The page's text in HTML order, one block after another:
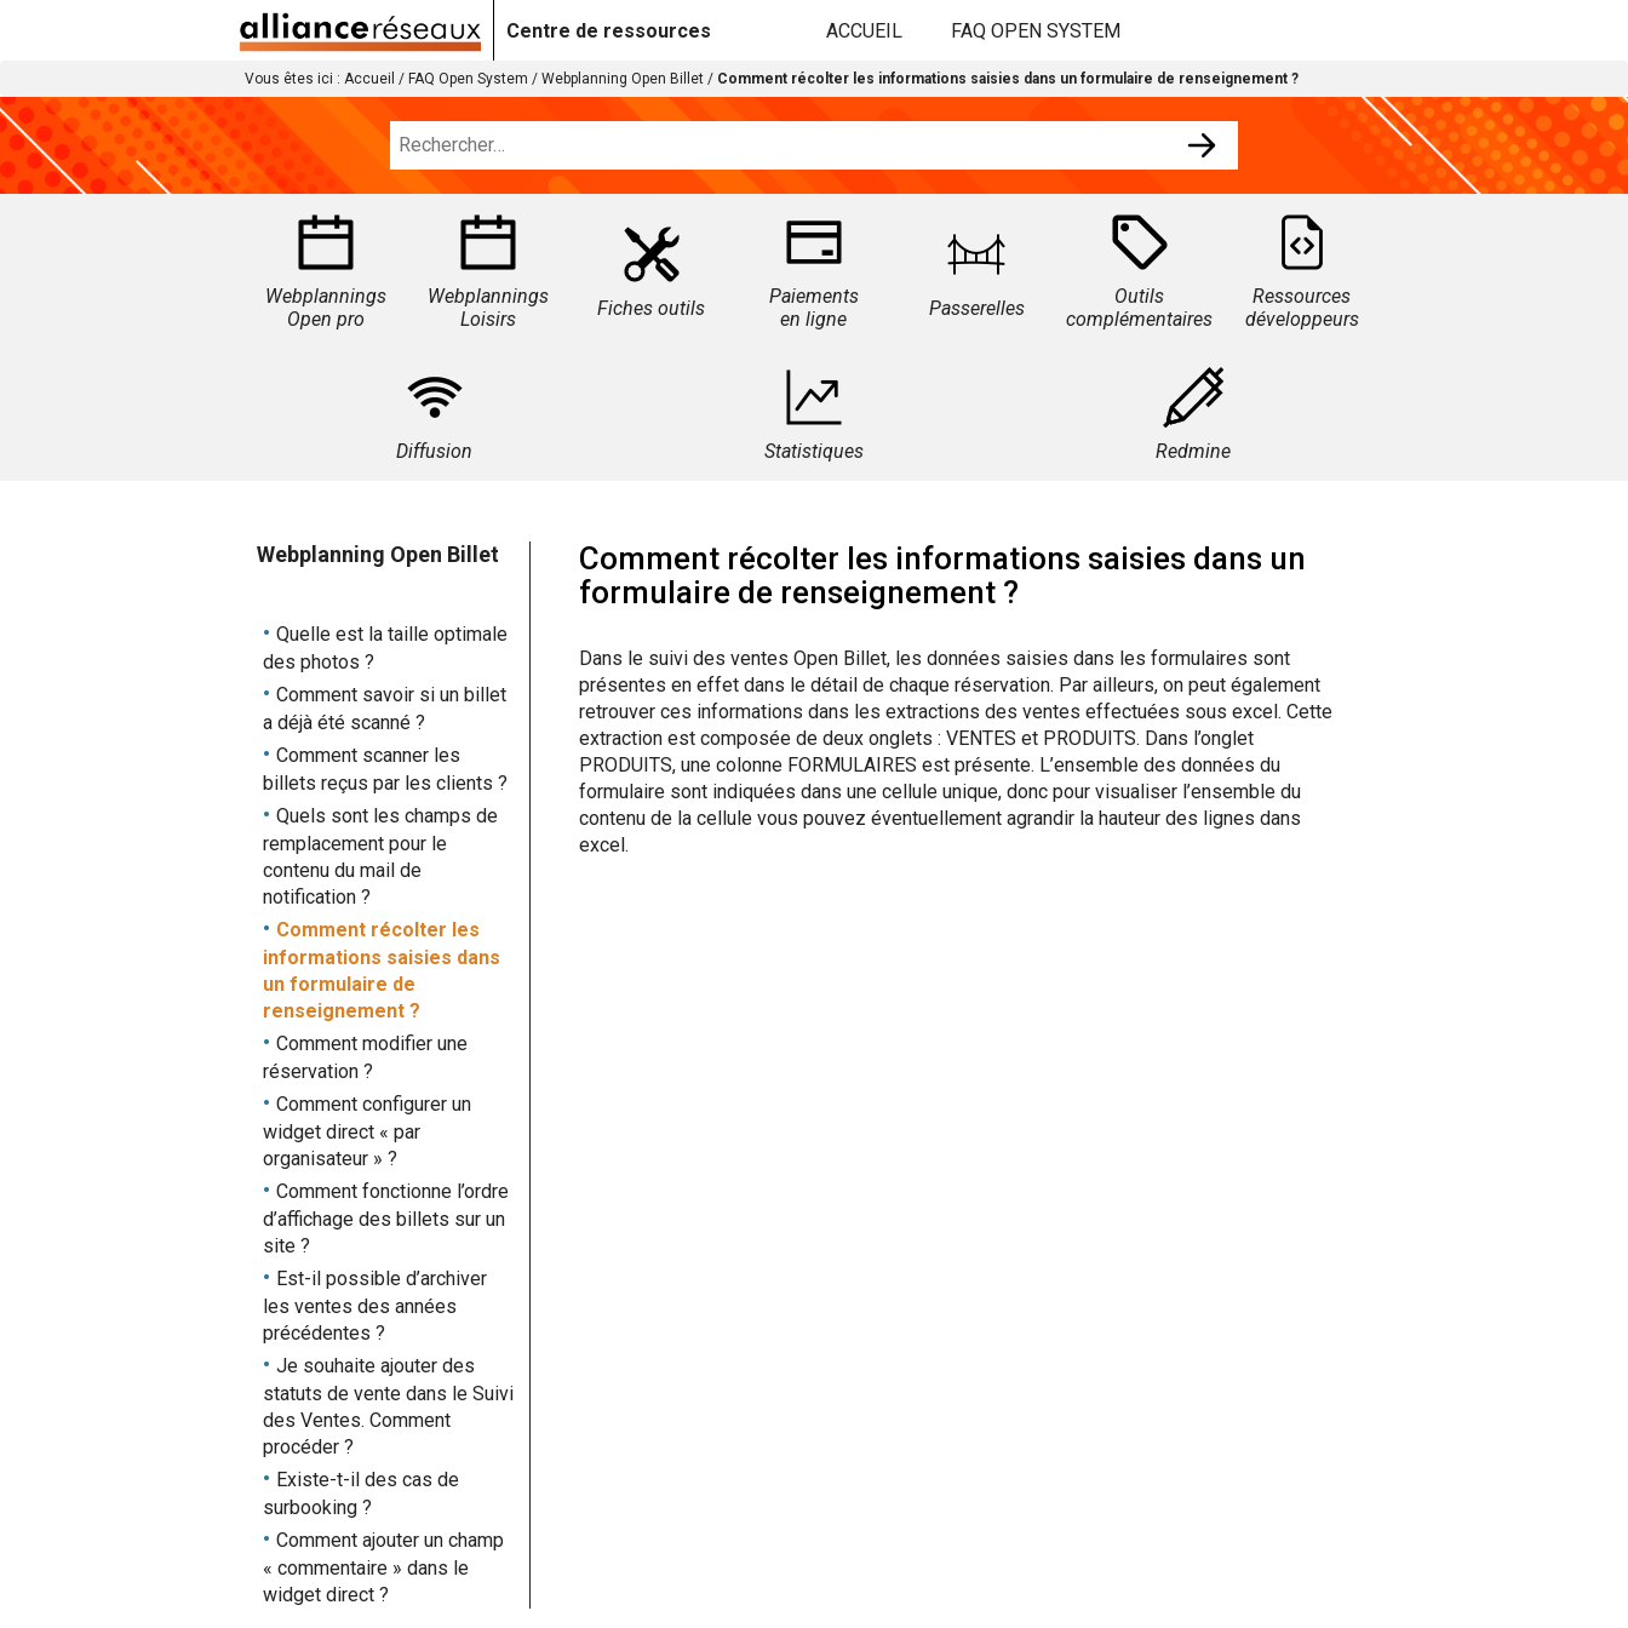
Centre de ressources ACCUEIL FAQ OPEN SYSTEM
Vous êtes ici : Accueil / FAQ Open System / Webplanning Open Billet / Comment récolter les informations saisies dans un formulaire de renseignement ?
Webplannings
Open pro
Webplannings
Loisirs
Fiches outils
Paiements
en ligne
Passerelles
Outils
complémentaires
Ressources
développeurs
Diffusion Statistiques Redmine
Webplanning Open Billet
Quelle est la taille optimale
des photos ?
Comment savoir si un billet
a déjà été scanné ?
Comment scanner les
billets reçus par les clients ?
Quels sont les champs de
remplacement pour le
contenu du mail de
notification ?
Comment récolter les
informations saisies dans
un formulaire de
renseignement ?
Comment modifier une
réservation ?
Comment configurer un
widget direct « par
organisateur » ?
Comment fonctionne l’ordre
d’affichage des billets sur un
site ?
Est-il possible d’archiver
les ventes des années
précédentes ?
Je souhaite ajouter des
statuts de vente dans le Suivi
des Ventes. Comment
procéder ?
Existe-t-il des cas de
surbooking ?
Comment ajouter un champ
« commentaire » dans le
widget direct ?
Comment récolter les informations saisies dans un
formulaire de renseignement ?
Dans le suivi des ventes Open Billet, les données saisies dans les formulaires sont
présentes en effet dans le détail de chaque réservation. Par ailleurs, on peut également
retrouver ces informations dans les extractions des ventes effectuées sous excel. Cette
extraction est composée de deux onglets : VENTES et PRODUITS. Dans l’onglet
PRODUITS, une colonne FORMULAIRES est présente. L’ensemble des données du
formulaire sont indiquées dans une cellule unique, donc pour visualiser l’ensemble du
contenu de la cellule vous pouvez éventuellement agrandir la hauteur des lignes dans
excel.